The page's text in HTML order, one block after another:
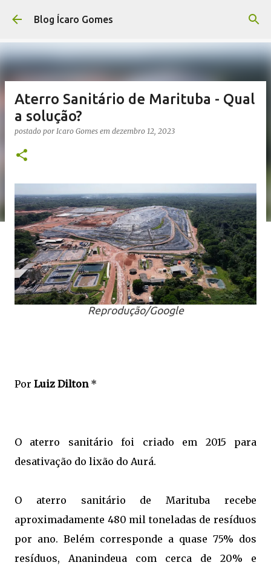
Pular para o conteúdo principal
Blog Ícaro Gomes
Aterro Sanitário de Marituba - Qual
a solução?
postado por Icaro Gomes em dezembro 12, 2023
Reprodução/Google
Por Luiz Dilton*
O aterro sanitário foi criado em 2015 para
desativação do lixão do Aurá.
O aterro sanitário de Marituba recebe
aproximadamente 480 mil toneladas de resíduos
por ano. Belém corresponde a quase 75% dos
resíduos, Ananindeua com cerca de 20% e